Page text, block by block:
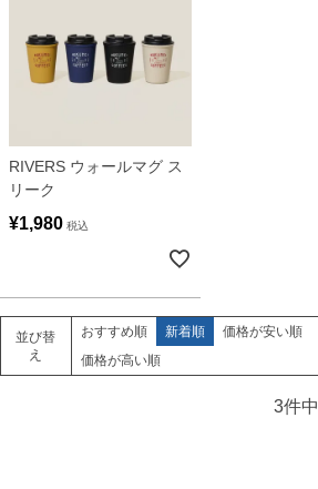
RIVERS ウォールマグ ス
リーク
¥1,980 税込
並び替
え
おすすめ順 新着順
価格が安い順
価格が高い順
3件中